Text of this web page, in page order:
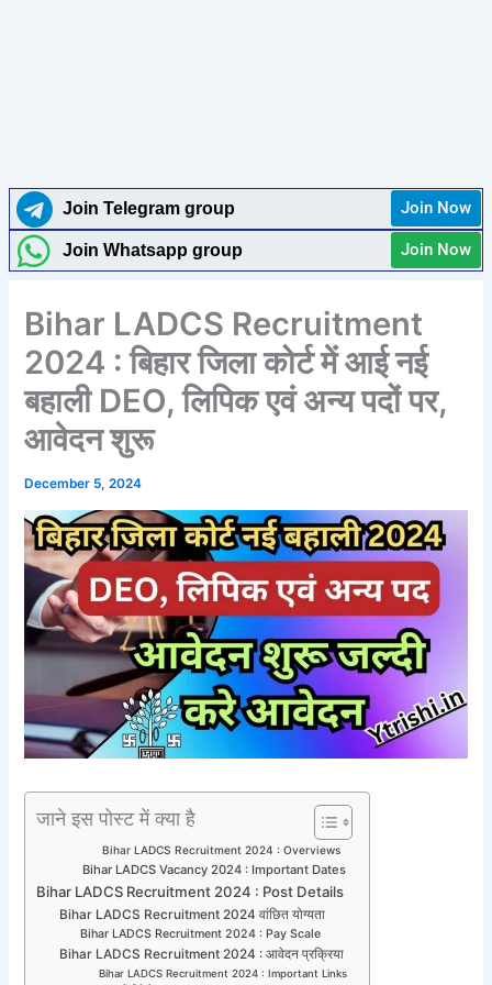
Join Telegram group Join Now
Join Whatsapp group Join Now
Bihar LADCS Recruitment
2024 : बिहार जिला कोर्ट में आई नई
बहाली DEO, लिपिक एवं अन्य पदों पर,
आवेदन शुरू
December 5, 2024
जाने इस पोस्ट में क्या है
Bihar LADCS Recruitment 2024 : Overviews
Bihar LADCS Vacancy 2024 : Important Dates
Bihar LADCS Recruitment 2024 : Post Details
Bihar LADCS Recruitment 2024 वांछित योग्यता
Bihar LADCS Recruitment 2024 : Pay Scale
Bihar LADCS Recruitment 2024 : आवेदन प्रक्रिया
Bihar LADCS Recruitment 2024 : Important Links